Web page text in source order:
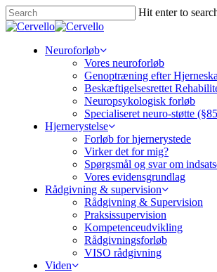
Skip
to
content
Hit enter to
Close
Neuroforløb
Vores neuroforløb
Genoptræning efter
Beskæftigelsesrettet
Neuropsykologisk forløb
Specialiseret neuro-støtte
Hjernerystelse
Forløb for hjernerystede
Virker det for mig?
Spørgsmål og svar om
Vores evidensgrundlag
Rådgivning & supervision
Rådgivning & Supervision
Praksissupervision
Kompetenceudvikling
Rådgivningsforløb
VISO rådgivning
Viden